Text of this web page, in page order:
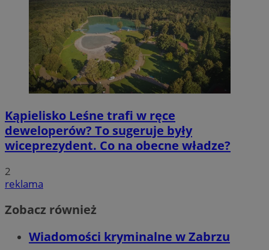
Kąpielisko Leśne trafi w ręce
deweloperów? To sugeruje były
wiceprezydent. Co na obecne władze?
2
reklama
Zobacz również
Wiadomości kryminalne w Zabrzu